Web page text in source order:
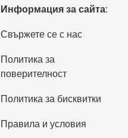
Информация за сайта:
Свържете се с нас
Политика за
поверителност
Политика за бисквитки
Правила и условия